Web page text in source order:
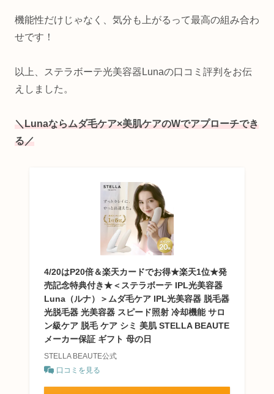
機能性だけじゃなく、気分も上がるって最高の組み合わ
せです！
以上、ステラボーテ光美容器Lunaの口コミ評判をお伝
えしました。
＼Lunaならムダ毛ケア×美肌ケアのWでアプローチでき
る／
4/20はP20倍＆楽天カードでお得★楽天1位★発
売記念特典付き★＜ステラボーテ IPL光美容器
Luna（ルナ）＞ムダ毛ケア IPL光美容器 脱毛器
光脱毛器 光美容器 スピード照射 冷却機能 サロ
ン級ケア 脱毛 ケア シミ 美肌 STELLA BEAUTE
メーカー保証 ギフト 母の日
STELLA BEAUTE公式
口コミを見る